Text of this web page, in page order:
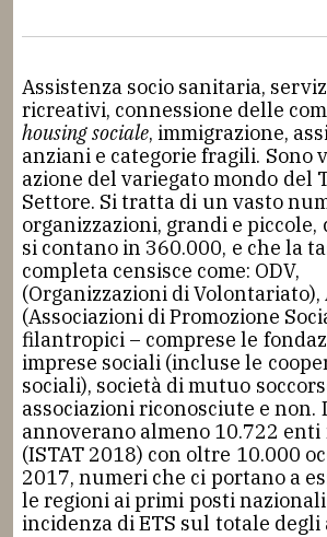
Assistenza socio sanitaria,
ricreativi, connessione delle
housing sociale, immigrazione,
anziani e categorie fragili. Sono
azione del variegato mondo del
Settore. Si tratta di un vasto
organizzazioni, grandi e
si contano in 360.000, e che la
completa censisce come: ODV,
(Organizzazioni di Volontariato),
(Associazioni di Promozione
filantropici – comprese le
imprese sociali (incluse le
sociali), società di mutuo
associazioni riconosciute e non.
annoverano almeno 10.722
(ISTAT 2018) con oltre 10.000
2017, numeri che ci portano a
le regioni ai primi posti
incidenza di ETS sul totale